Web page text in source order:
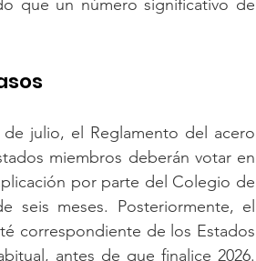
que un número significativo de
julio, el Reglamento del acero
miembros deberán votar en
por parte del Colegio de
seis meses. Posteriormente, el
correspondiente de los Estados
antes de que finalice 2026.